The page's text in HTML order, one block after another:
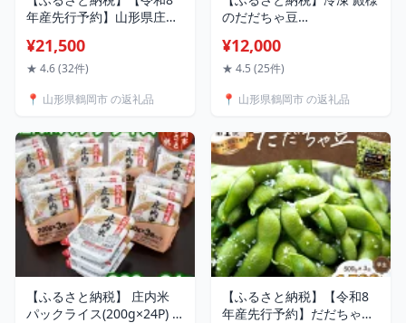
年産先行予約】山形県庄内
はえぬき 無洗米
10kg（5kg×2袋） | 2026
形 楽天ふるさと 納税 返礼
白米 精米 特別栽培 こめ コ
メ 庄内米 山形県鶴岡市 故
郷納税 東北
¥21,500
★ 4.6 (32件)
📍 山形県鶴岡市 の返礼品
のだだちゃ豆
県 鶴岡市 山形 鶴岡 だだち
ゃ豆 枝豆 茶豆 えだまめ 特
グルメ お取り寄せ お礼の
肴 おつまみ 楽天ふるさと
納税 支援 東北 おかず つま
み 小分け
¥12,000
★ 4.5 (25件)
📍 山形県鶴岡市 の返礼品
【ふるさと納税】 庄内米
パックライス(200g×24P) |
【ふるさと納税】【令和8
年産先行予約】だだちゃ豆